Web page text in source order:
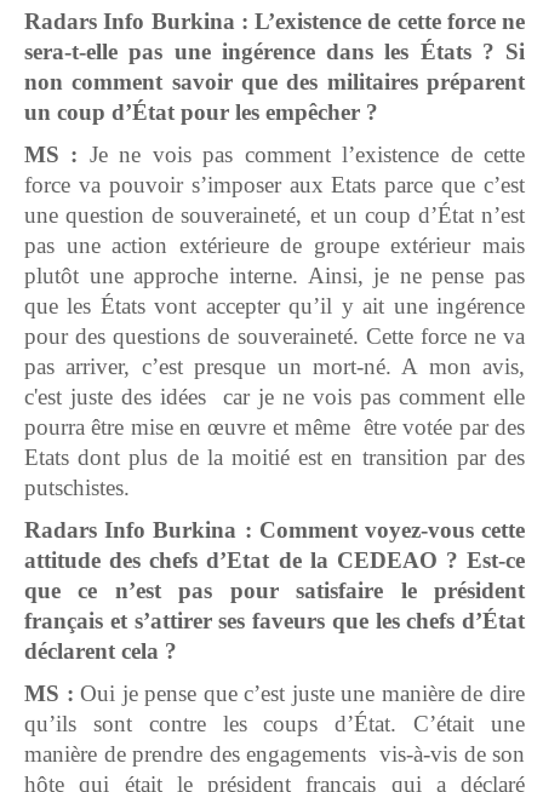
Radars Info Burkina : L’existence de cette force ne
sera-t-elle pas une ingérence dans les États ? Si
non comment savoir que des militaires préparent
un coup d’État pour les empêcher ?
MS : Je ne vois pas comment l’existence de cette
force va pouvoir s’imposer aux Etats parce que c’est
une question de souveraineté, et un coup d’État n’est
pas une action extérieure de groupe extérieur mais
plutôt une approche interne. Ainsi, je ne pense pas
que les États vont accepter qu’il y ait une ingérence
pour des questions de souveraineté. Cette force ne va
pas arriver, c’est presque un mort-né. A mon avis,
c'est juste des idées car je ne vois pas comment elle
pourra être mise en œuvre et même être votée par des
Etats dont plus de la moitié est en transition par des
putschistes.
Radars Info Burkina : Comment voyez-vous cette
attitude des chefs d’Etat de la CEDEAO ? Est-ce
que ce n’est pas pour satisfaire le président
français et s’attirer ses faveurs que les chefs d’État
déclarent cela ?
MS :Oui je pense que c’est juste une manière de dire
qu’ils sont contre les coups d’État. C’était une
manière de prendre des engagements vis-à-vis de son
hôte qui était le président français qui a déclaré